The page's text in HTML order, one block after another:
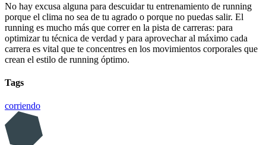
No hay excusa alguna para descuidar tu entrenamiento de running
porque el clima no sea de tu agrado o porque no puedas salir. El
running es mucho más que correr en la pista de carreras: para
optimizar tu técnica de verdad y para aprovechar al máximo cada
carrera es vital que te concentres en los movimientos corporales que
crean el estilo de running óptimo.
Tags
corriendo